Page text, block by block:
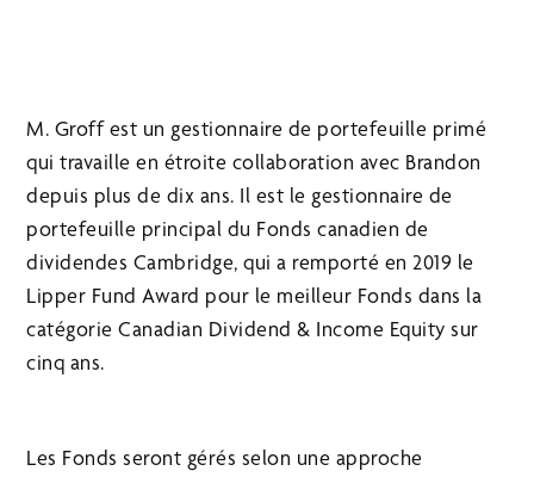
M. Groff est un gestionnaire de portefeuille primé
qui travaille en étroite collaboration avec Brandon
depuis plus de dix ans. Il est le gestionnaire de
portefeuille principal du Fonds canadien de
dividendes Cambridge, qui a remporté en 2019 le
Lipper Fund Award pour le meilleur Fonds dans la
catégorie Canadian Dividend & Income Equity sur
cinq ans.
Les Fonds seront gérés selon une approche